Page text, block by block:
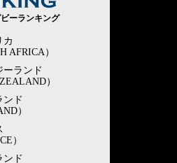
ーランキング
カ
AFRICA）
ーランド
）
ンド
）
）
ンド